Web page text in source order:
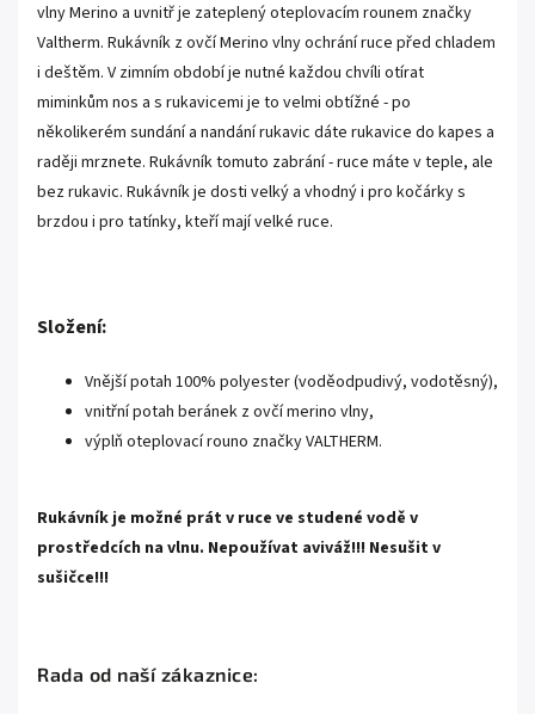
vlny Merino a uvnitř je zateplený oteplovacím rounem značky
Valtherm. Rukávník z ovčí Merino vlny ochrání ruce před chladem
i deštěm. V zimním období je nutné každou chvíli otírat
miminkům nos a s rukavicemi je to velmi obtížné - po
několikerém sundání a nandání rukavic dáte rukavice do kapes a
raději mrznete. Rukávník tomuto zabrání - ruce máte v teple, ale
bez rukavic. Rukávník je dosti velký a vhodný i pro kočárky s
brzdou i pro tatínky, kteří mají velké ruce.
Složení:
Vnější potah 100% polyester (voděodpudivý, vodotěsný),
vnitřní potah beránek z ovčí merino vlny,
výplň oteplovací rouno značky VALTHERM.
Rukávník je možné prát v ruce ve studené vodě v
prostředcích na vlnu. Nepoužívat aviváž!!! Nesušit v
sušičce!!!
Rada od naší zákaznice: